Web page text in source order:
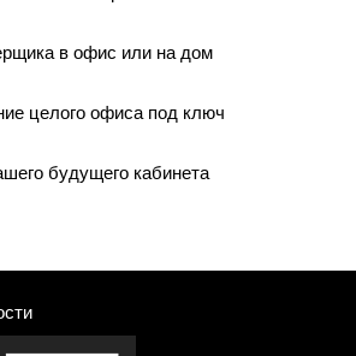
в офис или на дом
целого офиса под ключ
будущего кабинета